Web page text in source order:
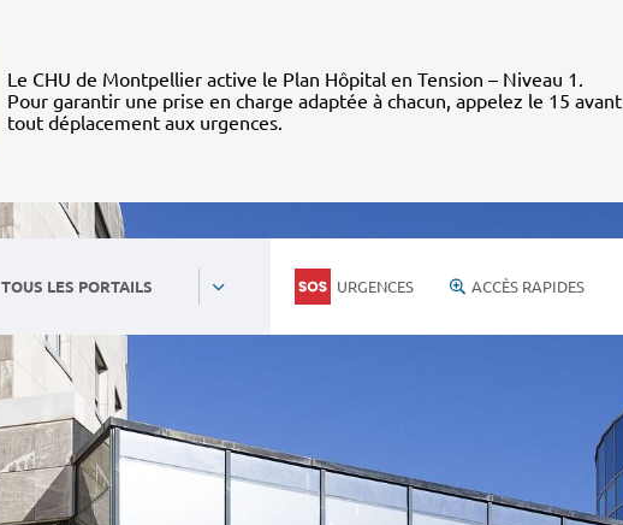
Le CHU de Montpellier active le Plan Hôpital en Tension – Niveau 1.
Pour garantir une prise en charge adaptée à chacun, appelez le 15 avant
tout déplacement aux urgences.
TOUS LES PORTAILS URGENCES ACCÈS RAPIDES